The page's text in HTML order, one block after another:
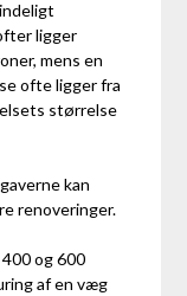
ligger
mens en
ofte ligger fra
størrelse
kan
renoveringer.
og 600
af en væg